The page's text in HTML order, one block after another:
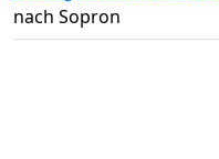
nach Sopron